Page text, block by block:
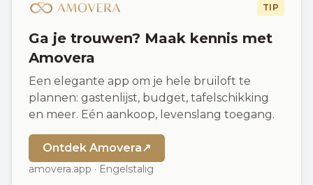
TIP
Ga je trouwen? Maak kennis met
Amovera
Een elegante app om je hele bruiloft te
plannen: gastenlijst, budget, tafelschikking
en meer. Eén aankoop, levenslang toegang.
Ontdek Amovera↗
amovera.app · Engelstalig